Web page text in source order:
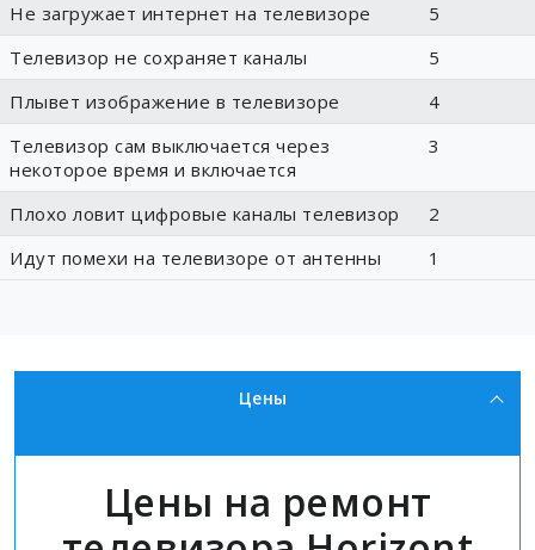
Не загружает интернет на телевизоре
5
Телевизор не сохраняет каналы
5
Плывет изображение в телевизоре
4
Телевизор сам выключается через
некоторое время и включается
3
Плохо ловит цифровые каналы телевизор
2
Идут помехи на телевизоре от антенны
1
Цены
Цены на ремонт